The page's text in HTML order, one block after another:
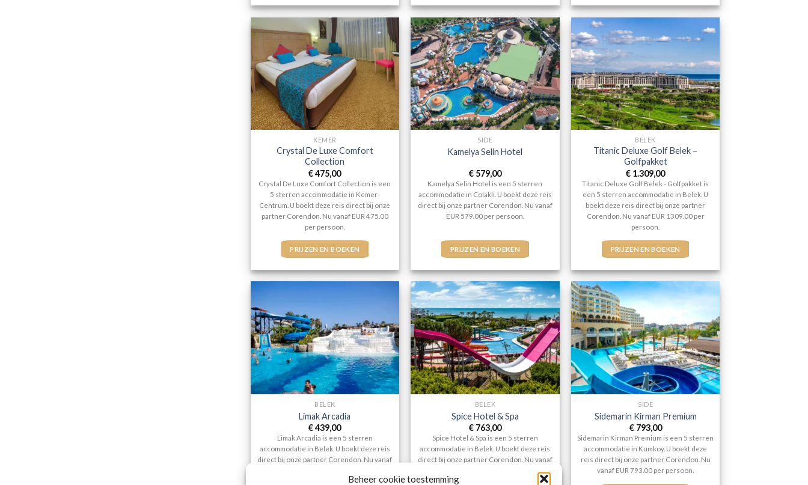
Beheer cookie toestemming
KEMER
Crystal De Luxe Comfort
Collection
€475,00
Crystal De Luxe Comfort Collection is een
5 sterren accommodatie in Kemer-
Centrum. U boekt deze reis direct bij onze
partner Corendon. Nu vanaf EUR 475.00
per persoon.
PRIJZEN EN BOEKEN
SIDE
Kamelya Selin Hotel
€579,00
Kamelya Selin Hotel is een 5 sterren
accommodatie in Colakli. U boekt deze reis
direct bij onze partner Corendon. Nu vanaf
EUR 579.00 per persoon.
PRIJZEN EN BOEKEN
BELEK
Titanic Deluxe Golf Belek –
Golfpakket
€ 1.309,00
Titanic Deluxe Golf Belek - Golfpakket is
een 5 sterren accommodatie in Belek. U
boekt deze reis direct bij onze partner
Corendon. Nu vanaf EUR 1309.00 per
persoon.
PRIJZEN EN BOEKEN
BELEK
Limak Arcadia
€439,00
Limak Arcadia is een 5 sterren
accommodatie in Belek. U boekt deze reis
direct bij onze partner Corendon. Nu vanaf
BELEK
Spice Hotel & Spa
€763,00
Spice Hotel & Spa is een 5 sterren
accommodatie in Belek. U boekt deze reis
direct bij onze partner Corendon. Nu vanaf
SIDE
Sidemarin Kirman Premium
€793,00
Sidemarin Kirman Premium is een 5 sterren
accommodatie in Kumkoy. U boekt deze
reis direct bij onze partner Corendon. Nu
vanaf EUR 793.00 per persoon.